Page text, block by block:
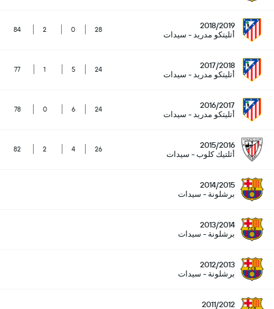
2018/2019
أتليتكو مدريد - سيدات
28
0
2
84
2017/2018
أتليتكو مدريد - سيدات
24
5
1
77
2016/2017
أتليتكو مدريد - سيدات
24
6
0
78
2015/2016
أثلتيك كلوب - سيدات
26
4
2
82
2014/2015
برشلونة - سيدات
2013/2014
برشلونة - سيدات
2012/2013
برشلونة - سيدات
2011/2012